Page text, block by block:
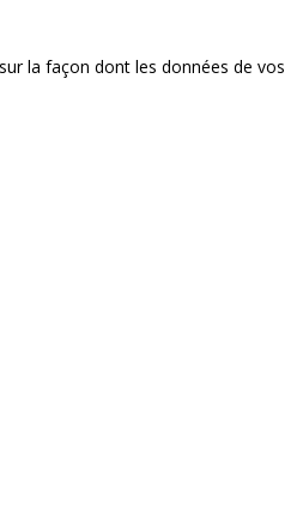
la façon dont les données de vos